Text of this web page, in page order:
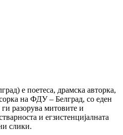
е поетеса, драмска авторка,
на ФДУ – Белград, со еден
разорува митовите и
и егзистенцијалната
слики.